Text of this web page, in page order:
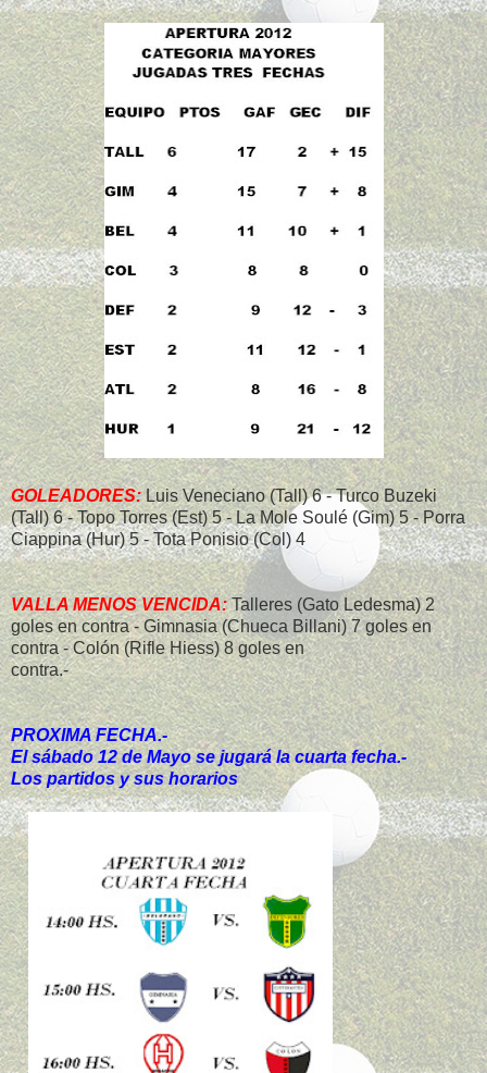
GOLEADORES:Luis Veneciano (Tall) 6 - Turco Buzeki
(Tall) 6 - Topo Torres (Est) 5 - La Mole Soulé (Gim) 5 - Porra
Ciappina (Hur) 5 - Tota Ponisio (Col) 4
VALLA MENOS VENCIDA:Talleres (Gato Ledesma) 2
goles en contra - Gimnasia (Chueca Billani) 7 goles en
contra - Colón (Rifle Hiess) 8 goles en
contra.-
PROXIMA FECHA.-
El sábado 12 de Mayo se jugará la cuarta fecha.-
Los partidos y sus horarios